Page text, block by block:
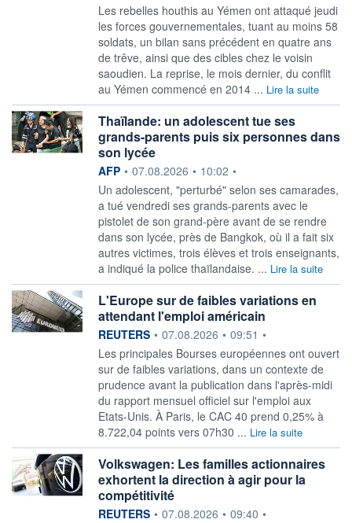
Les rebelles houthis au Yémen ont attaqué jeudi
les forces gouvernementales, tuant au moins 58
soldats, un bilan sans précédent en quatre ans
de trêve, ainsi que des cibles chez le voisin
saoudien. La reprise, le mois dernier, du conflit
au Yémen commencé en 2014 ... Lire la suite
Thaïlande: un adolescent tue ses
grands-parents puis six personnes dans
son lycée
information fournie par
AFP • 07.08.2026 • 10:02 •
Un adolescent, "perturbé" selon ses camarades,
a tué vendredi ses grands-parents avec le
pistolet de son grand-père avant de se rendre
dans son lycée, près de Bangkok, où il a fait six
autres victimes, trois élèves et trois enseignants,
a indiqué la police thaïlandaise. ... Lire la suite
L'Europe sur de faibles variations en
attendant l'emploi américain
information fournie par
REUTERS • 07.08.2026 • 09:51 •
Les principales Bourses européennes ont ouvert
sur de faibles variations, ‌dans un contexte de
prudence avant la publication dans l'après-midi
du rapport mensuel officiel sur l'emploi aux
Etats-Unis. À Paris, le CAC 40 prend ​0,25% à
8.722,04 points vers 07h30 ... Lire la suite
Volkswagen: Les familles actionnaires
exhortent la direction à agir pour la
compétitivité
information fournie par
REUTERS • 07.08.2026 • 09:40 •